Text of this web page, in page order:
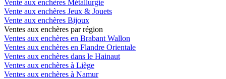
Vente aux enchères Métallurgie
Vente aux enchères Jeux & Jouets
Vente aux enchères Bijoux
Ventes aux enchères par région
Ventes aux enchères en Brabant Wallon
Ventes aux enchères en Flandre Orientale
Ventes aux enchères dans le Hainaut
Ventes aux enchères à Liège
Ventes aux enchères à Namur